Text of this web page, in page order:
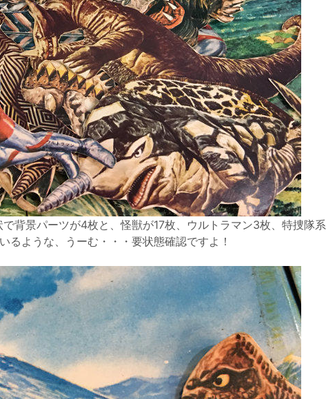
背景パーツが4枚と、怪獣が17枚、ウルトラマン3枚、特捜隊系
るような、うーむ・・・要状態確認ですよ！